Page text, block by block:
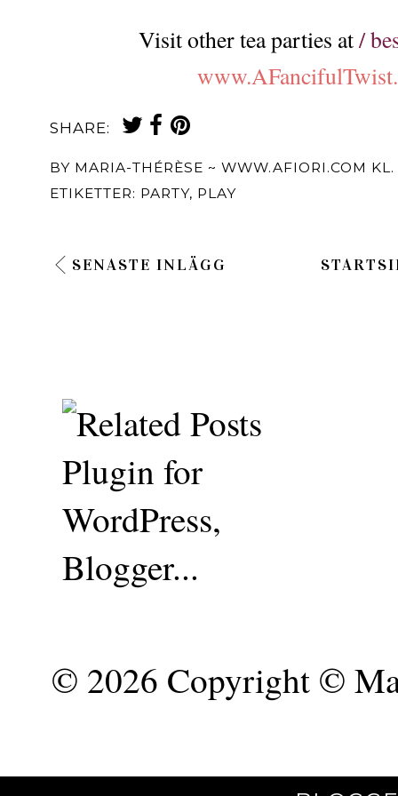
Visit other tea parties at/
SHARE:
BY MARIA-THÉRÈSE ~ WWW.AFIORI.COM KL.
ETIKETTER: PARTY, PLAY
SENASTE INLÄGG
© 2026 Copyright ©